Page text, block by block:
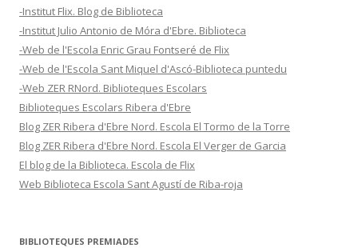
-Institut Flix. Blog de Biblioteca
-Institut Julio Antonio de Móra d'Ebre. Biblioteca
-Web de l'Escola Enric Grau Fontseré de Flix
-Web de l'Escola Sant Miquel d'Ascó-Biblioteca puntedu
-Web ZER RNord. Biblioteques Escolars
Biblioteques Escolars Ribera d'Ebre
Blog ZER Ribera d'Ebre Nord. Escola El Tormo de la Torre
Blog ZER Ribera d'Ebre Nord. Escola El Verger de Garcia
El blog de la Biblioteca. Escola de Flix
Web Biblioteca Escola Sant Agustí de Riba-roja
BIBLIOTEQUES PREMIADES